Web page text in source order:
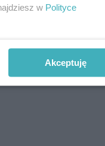
w Polityce
Akceptuję